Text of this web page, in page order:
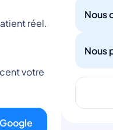
réel.
votre
Nous
Nous